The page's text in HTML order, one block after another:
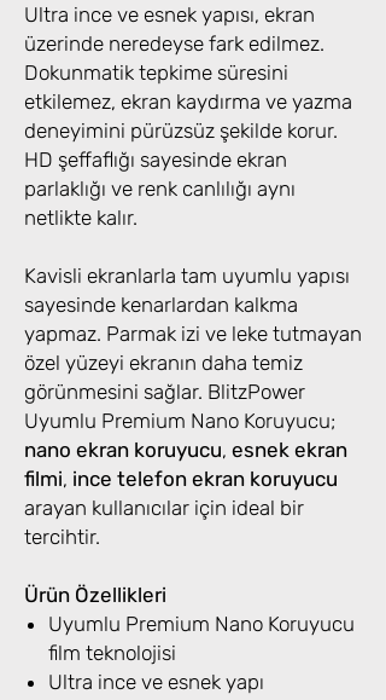
Ultra ince ve esnek yapısı, ekran
üzerinde neredeyse fark edilmez.
Dokunmatik tepkime süresini
etkilemez, ekran kaydırma ve yazma
deneyimini pürüzsüz şekilde korur.
HD şeffaflığı sayesinde ekran
parlaklığı ve renk canlılığı aynı
netlikte kalır.
Kavisli ekranlarla tam uyumlu yapısı
sayesinde kenarlardan kalkma
yapmaz. Parmak izi ve leke tutmayan
özel yüzeyi ekranın daha temiz
görünmesini sağlar. BlitzPower
Uyumlu Premium Nano Koruyucu;
nano ekran koruyucu, esnek ekran
filmi, ince telefon ekran koruyucu
arayan kullanıcılar için ideal bir
tercihtir.
Ürün Özellikleri
Uyumlu Premium Nano Koruyucu
film teknolojisi
Ultra ince ve esnek yapı